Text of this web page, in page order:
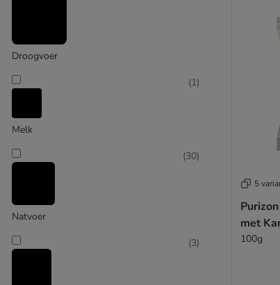
Urinary voer
Droogvoer
Melk
(1)
Natvoer
(30)
(3)
5
met
100g